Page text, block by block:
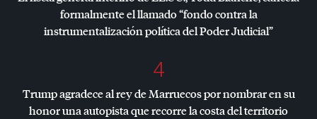
formalmente el llamado “fondo contra la
instrumentalización política del Poder Judicial”
4
Trump agradece al rey de Marruecos por nombrar en su
honor una autopista que recorre la costa del territorio